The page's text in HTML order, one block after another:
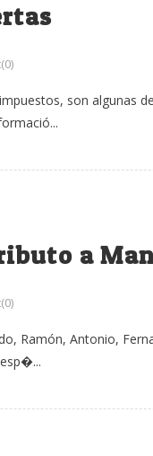
son algunas
a
Ramón, Antonio,